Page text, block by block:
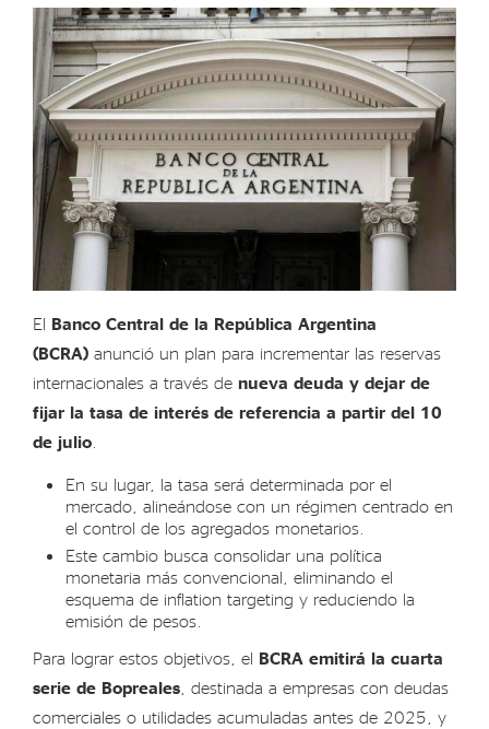
El Banco Central de la República Argentina
(BCRA) anunció un plan para incrementar las reservas
internacionales a través de nueva deuda y dejar de
fijar la tasa de interés de referencia a partir del 10
de julio
En su lugar, la tasa será determinada por el
mercado, alineándose con un régimen centrado en
el control de los agregados monetarios.
Este cambio busca consolidar una política
monetaria más convencional, eliminando el
esquema de inflation targeting y reduciendo la
emisión de pesos.
Para lograr estos objetivos, el BCRA emitirá la cuarta
serie de Bopreales , destinada a empresas con deudas
comerciales o utilidades acumuladas antes de 2025, y